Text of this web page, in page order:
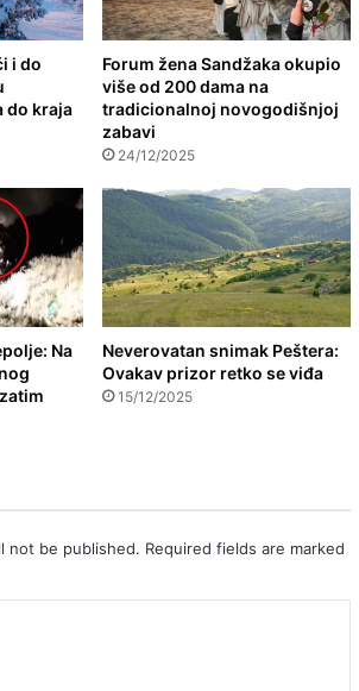
i do
do kraja
Forum žena Sandžaka okupio
više od 200 dama na
tradicionalnoj novogodišnjoj
zabavi
24/12/2025
Na
Neverovatan snimak Peštera:
Ovakav prizor retko se viđa
15/12/2025
not be published. Required fields are marked